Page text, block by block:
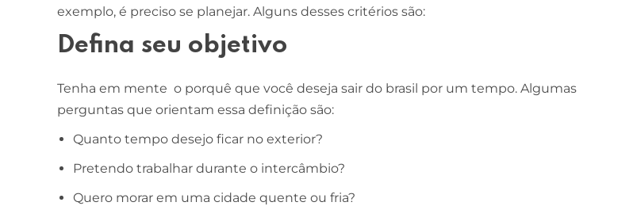
exemplo, é preciso se planejar. Alguns desses critérios são:
Defina seu objetivo
Tenha em mente o porquê que você deseja sair do brasil por um tempo. Algumas
perguntas que orientam essa definição são:
Quanto tempo desejo ficar no exterior?
Pretendo trabalhar durante o intercâmbio?
Quero morar em uma cidade quente ou fria?
ENADE/MEC